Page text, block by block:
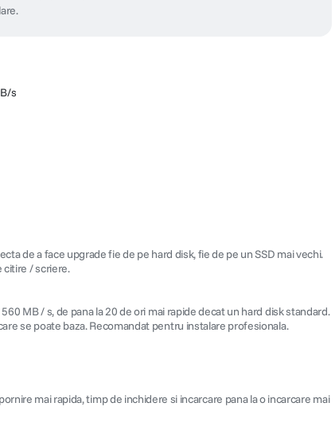
s
de a face upgrade fie de pe hard disk, fie de pe un SSD mai vechi.
citire / scriere.
MB / s, de pana la 20 de ori mai rapide decat un hard disk standard.
se poate baza. Recomandat pentru instalare profesionala.
mai rapida, timp de inchidere si incarcare pana la o incarcare mai